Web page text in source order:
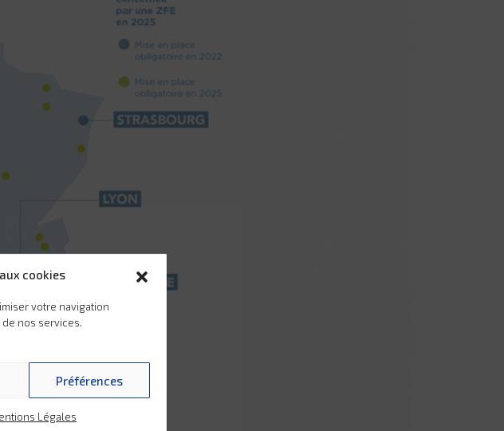
cookies
votre navigation
nos services.
Préférences
Légales